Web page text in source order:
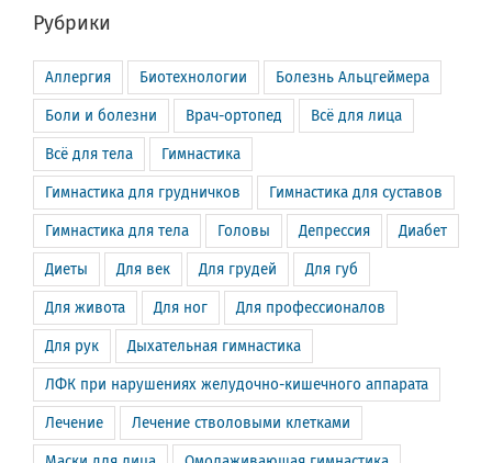
Рубрики
Аллергия Биотехнологии Болезнь Альцгеймера
Боли и болезни Врач-ортопед Всё для лица
Всё для тела Гимнастика
Гимнастика для грудничков Гимнастика для суставов
Гимнастика для тела Головы Депрессия Диабет
Диеты Для век Для грудей Для губ
Для живота Для ног Для профессионалов
Для рук Дыхательная гимнастика
ЛФК при нарушениях желудочно-кишечного аппарата
Лечение Лечение стволовыми клетками